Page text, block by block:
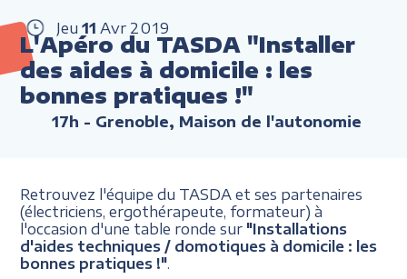
Jeu 11 Avr 2019
L'Apéro du TASDA "Installer
des aides à domicile : les
bonnes pratiques !"
17h - Grenoble, Maison de l'autonomie
Retrouvez l'équipe du TASDA et ses partenaires
(électriciens, ergothérapeute, formateur) à
l'occasion d'une table ronde sur "Installations
d'aides techniques / domotiques à domicile : les
bonnes pratiques !"